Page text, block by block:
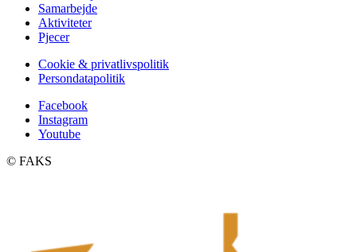
Samarbejde
Aktiviteter
Pjecer
Cookie & privatlivspolitik
Persondatapolitik
Facebook
Instagram
Youtube
©️ FAKS